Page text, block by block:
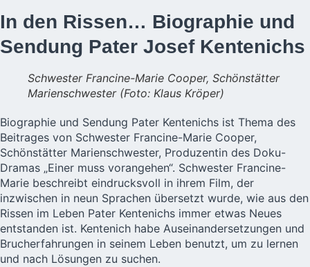
In den Rissen… Biographie und
Sendung Pater Josef Kentenichs
Schwester Francine-Marie Cooper, Schönstätter
Marienschwester (Foto: Klaus Kröper)
Biographie und Sendung Pater Kentenichs ist Thema des
Beitrages von Schwester Francine-Marie Cooper,
Schönstätter Marienschwester, Produzentin des Doku-
Dramas „Einer muss vorangehen“. Schwester Francine-
Marie beschreibt eindrucksvoll in ihrem Film, der
inzwischen in neun Sprachen übersetzt wurde, wie aus den
Rissen im Leben Pater Kentenichs immer etwas Neues
entstanden ist. Kentenich habe Auseinandersetzungen und
Brucherfahrungen in seinem Leben benutzt, um zu lernen
und nach Lösungen zu suchen.